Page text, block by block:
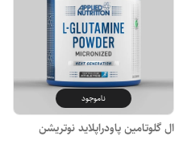
ناموجود
ال گلوتامین پاودر‌‌اپلاید نوتریشن